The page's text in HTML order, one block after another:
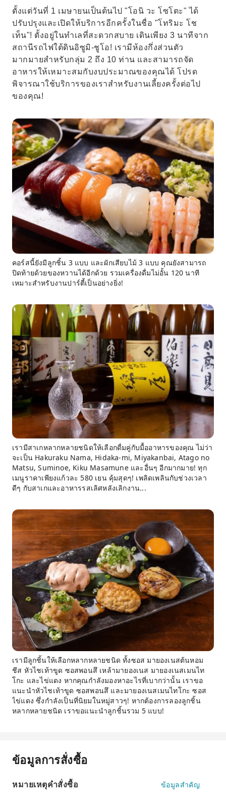
ตั้งแต่วันที่ 1 เมษายนเป็นต้นไป "โอนิ วะ โซโตะ" ได้
ปรับปรุงและเปิดให้บริการอีกครั้งในชื่อ "โทริมะ โช
เท็น"! ตั้งอยู่ในทำเลที่สะดวกสบาย เดินเพียง 3 นาทีจาก
สถานีรถไฟใต้ดินอิซูมิ-ชูโอ! เรามีห้องกึ่งส่วนตัว
มากมายสำหรับกลุ่ม 2 ถึง 10 ท่าน และสามารถจัด
อาหารให้เหมาะสมกับงบประมาณของคุณได้ โปรด
พิจารณาใช้บริการของเราสำหรับงานเลี้ยงครั้งต่อไป
ของคุณ!
คอร์สนี้ยังมีลูกชิ้น 3 แบบ และผักเสียบไม้ 3 แบบ คุณยังสามารถ
ปิดท้ายด้วยของหวานได้อีกด้วย รวมเครื่องดื่มไม่อั้น 120 นาที
เหมาะสำหรับงานปาร์ตี้เป็นอย่างยิ่ง!
เรามีสาเกหลากหลายชนิดให้เลือกดื่มคู่กับมื้ออาหารของคุณ ไม่ว่า
จะเป็น Hakuraku Nama, Hidaka-mi, Miyakanbai, Atago no
Matsu, Suminoe, Kiku Masamune และอื่นๆ อีกมากมาย! ทุก
เมนูราคาเพียงแก้วละ 580 เยน คุ้มสุดๆ! เพลิดเพลินกับช่วงเวลา
ดีๆ กับสาเกและอาหารรสเลิศหลังเลิกงาน...
เรามีลูกชิ้นให้เลือกหลากหลายชนิด ทั้งซอส มายองเนสต้นหอม
ชีส หัวไชเท้าขูด ซอสพอนสึ เหล้ามายองเนส มายองเนสเมนไท
โกะ และไข่แดง หากคุณกำลังมองหาอะไรที่เบากว่านั้น เราขอ
แนะนำหัวไชเท้าขูด ซอสพอนสึ และมายองเนสเมนไทโกะ ซอส
ไข่แดง ซึ่งกำลังเป็นที่นิยมในหมู่สาวๆ! หากต้องการลองลูกชิ้น
หลากหลายชนิด เราขอแนะนำลูกชิ้นรวม 5 แบบ!
ข้อมูลการสั่งซื้อ
หมายเหตุคำสั่งซื้อ ข้อมูลสำคัญ